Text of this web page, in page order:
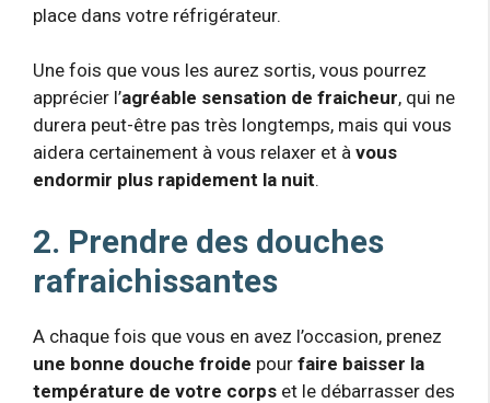
place dans votre réfrigérateur.
Une fois que vous les aurez sortis, vous pourrez
apprécier l’agréable sensation de fraicheur, qui ne
durera peut-être pas très longtemps, mais qui vous
aidera certainement à vous relaxer et à vous
endormir plus rapidement la nuit.
2. Prendre des douches
rafraichissantes
A chaque fois que vous en avez l’occasion, prenez
une bonne douche froide pour faire baisser la
température de votre corps et le débarrasser des